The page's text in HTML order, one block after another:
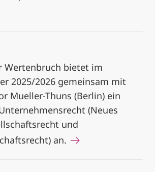
Wertenbruch bietet im
2025/2026 gemeinsam mit
Mueller-Thuns (Berlin) ein
(Neues
und
an.